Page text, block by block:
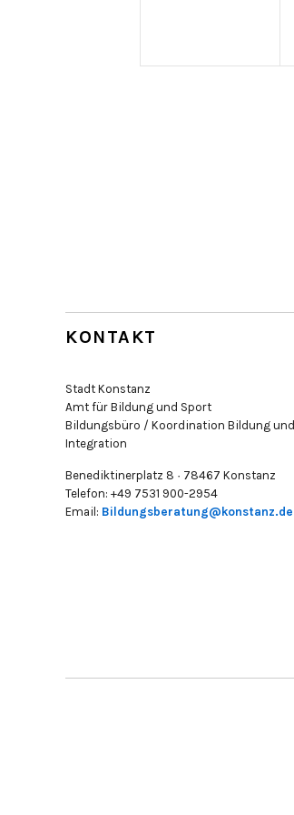
KONTAKT
Stadt Konstanz
Amt für Bildung und Sport
Bildungsbüro / Koordination Bildung und
Integration
Benediktinerplatz 8 · 78467 Konstanz
Telefon: +49 7531 900-2954
Email: Bildungsberatung@konstanz.de